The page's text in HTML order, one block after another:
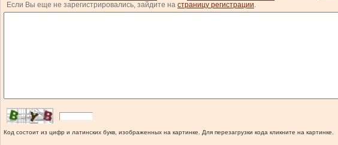
Если Вы еще не зарегистрировались, зайдите на страницу регистрации.
Код состоит из цифр и латинских букв, изображенных на картинке. Для перезагрузки кода кликните на картинке.